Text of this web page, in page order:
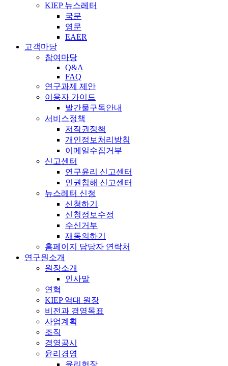
KIEP 뉴스레터
국문
영문
EAER
고객마당
참여마당
Q&A
FAQ
연구과제 제안
이용자 가이드
발간물구독안내
서비스정책
저작권정책
개인정보처리방침
이메일수집거부
신고센터
연구윤리 신고센터
인권침해 신고센터
뉴스레터 신청
신청하기
신청정보수정
수신거부
재동의하기
홈페이지 담당자 연락처
연구원소개
원장소개
인사말
연혁
KIEP 역대 원장
비전과 경영목표
사업계획
조직
경영공시
윤리경영
윤리헌장